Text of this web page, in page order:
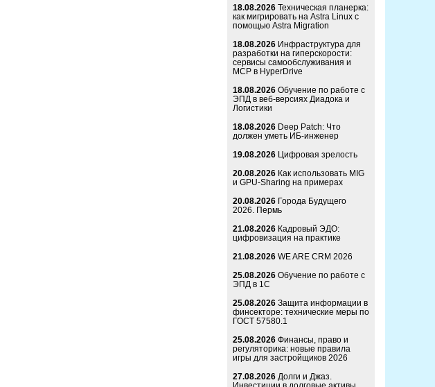
18.08.2026 Техническая планерка:
как мигрировать на Astra Linux с
помощью Astra Migration
18.08.2026 Инфраструктура для
разработки на гиперскорости:
сервисы самообслуживания и
MCP в HyperDrive
18.08.2026 Обучение по работе с
ЭПД в веб-версиях Диадока и
Логистики
18.08.2026 Deep Patch: Что
должен уметь ИБ-инженер
19.08.2026 Цифровая зрелость
20.08.2026 Как использовать MIG
и GPU-Sharing на примерах
20.08.2026 Города Будущего
2026. Пермь
21.08.2026 Кадровый ЭДО:
цифровизация на практике
21.08.2026 WE ARE CRM 2026
25.08.2026 Обучение по работе с
ЭПД в 1С
25.08.2026 Защита информации в
финсекторе: технические меры по
ГОСТ 57580.1
25.08.2026 Финансы, право и
регуляторика: новые правила
игры для застройщиков 2026
27.08.2026 Долги и Джаз.